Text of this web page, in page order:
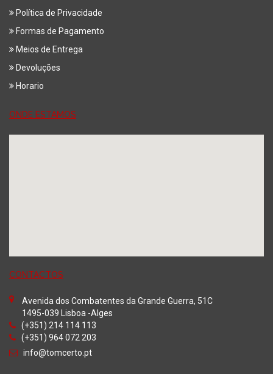
Política de Privacidade
Formas de Pagamento
Meios de Entrega
Devoluções
Horario
ONDE ESTAMOS
CONTACTOS
Avenida dos Combatentes da Grande Guerra, 51C
1495-039 Lisboa -Alges
(+351) 214 114 113
(+351) 964 072 203
info@tomcerto.pt